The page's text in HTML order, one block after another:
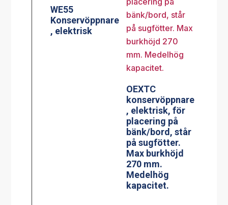
WE55
Konservöppnare
, elektrisk
OEXTC
konservöppnare
, elektrisk, för
placering på
bänk/bord, står
på sugfötter.
Max burkhöjd
270 mm.
Medelhög
kapacitet.